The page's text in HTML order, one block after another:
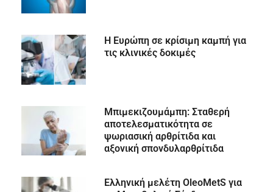
Η Ευρώπη σε κρίσιμη καμπή για
τις κλινικές δοκιμές
Μπιμεκιζουμάμπη: Σταθερή
αποτελεσματικότητα σε
ψωριασική αρθρίτιδα και
αξονική σπονδυλαρθρίτιδα
Ελληνική μελέτη OleoMetS για